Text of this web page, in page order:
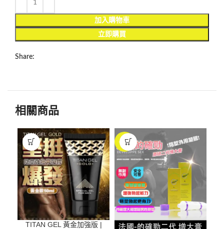
加入購物車
立即購買
Share:
相關商品
TITAN GEL 黃金加強版 |
-47%